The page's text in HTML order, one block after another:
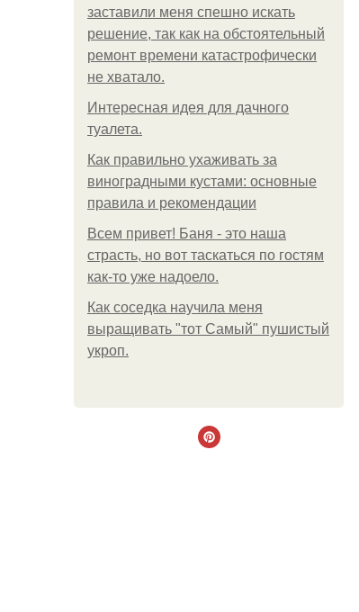
заставили меня спешно искать
решение, так как на обстоятельный
ремонт времени катастрофически
не хватало.
Интересная идея для дачного
туалета.
Как правильно ухаживать за
виноградными кустами: основные
правила и рекомендации
Всем привет! Баня - это наша
страсть, но вот таскаться по гостям
как-то уже надоело.
Как соседка научила меня
выращивать "тот Самый" пушистый
укроп.